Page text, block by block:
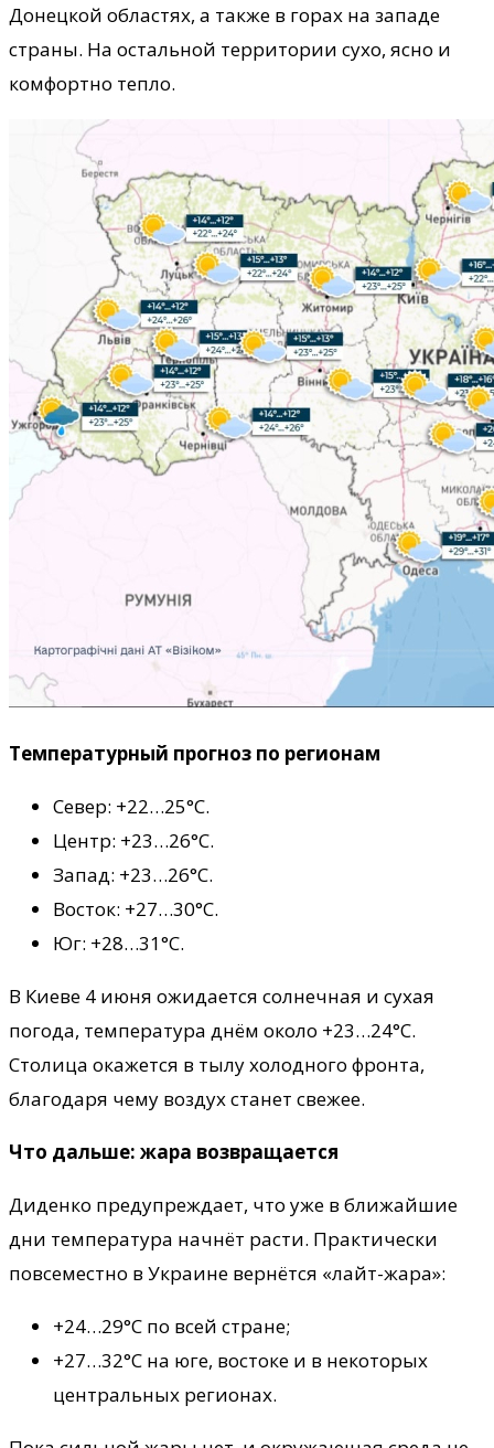
Донецкой областях, а также в горах на западе
страны. На остальной территории сухо, ясно и
комфортно тепло.
Температурный прогноз по регионам
Север: +22…25°С.
Центр: +23…26°С.
Запад: +23…26°С.
Восток: +27…30°С.
Юг: +28…31°С.
В Киеве 4 июня ожидается солнечная и сухая
погода, температура днём около +23…24°С.
Столица окажется в тылу холодного фронта,
благодаря чему воздух станет свежее.
Что дальше: жара возвращается
Диденко предупреждает, что уже в ближайшие
дни температура начнёт расти. Практически
повсеместно в Украине вернётся «лайт-жара»:
+24…29°С по всей стране;
+27…32°С на юге, востоке и в некоторых
центральных регионах.